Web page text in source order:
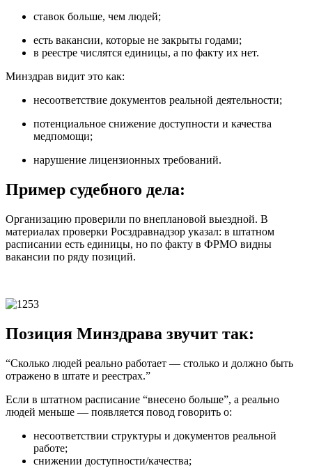
ставок больше, чем людей;
есть вакансии, которые не закрыты годами;
в реестре числятся единицы, а по факту их нет.
Минздрав видит это как:
несоответствие документов реальной деятельности;
потенциальное снижение доступности и качества
медпомощи;
нарушение лицензионных требований.
Пример судебного дела:
Организацию проверили по внеплановой выездной. В
материалах проверки Росздравнадзор указал: в штатном
расписании есть единицы, но по факту в ФРМО видны
вакансии по ряду позиций.
Позиция Минздрава звучит так:
“Сколько людей реально работает — столько и должно быть
отражено в штате и реестрах.”
Если в штатном расписание “внесено больше”, а реально
людей меньше — появляется повод говорить о:
несоответствии структуры и документов реальной
работе;
снижении доступности/качества;